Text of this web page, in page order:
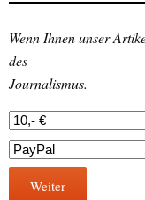
Wenn Ihnen unser
des
Journalismus.
Weiter